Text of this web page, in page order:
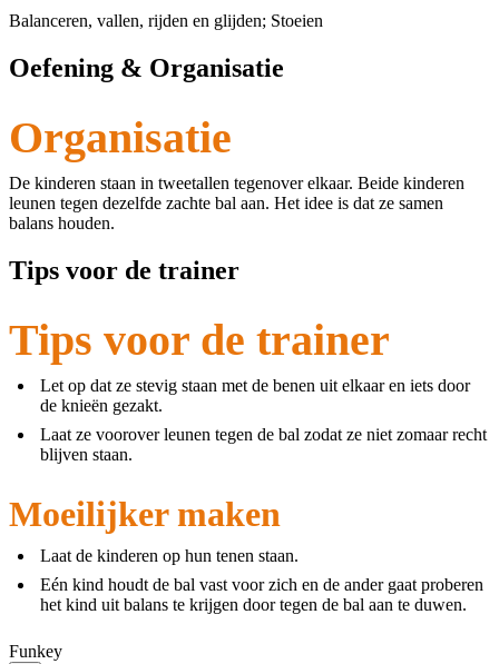
Balanceren, vallen, rijden en glijden; Stoeien
Oefening & Organisatie
Organisatie
De kinderen staan in tweetallen tegenover elkaar. Beide kinderen
leunen tegen dezelfde zachte bal aan. Het idee is dat ze samen
balans houden.
Tips voor de trainer
Tips voor de trainer
Let op dat ze stevig staan met de benen uit elkaar en iets door
de knieën gezakt.
Laat ze voorover leunen tegen de bal zodat ze niet zomaar recht
blijven staan.
Moeilijker maken
Laat de kinderen op hun tenen staan.
Eén kind houdt de bal vast voor zich en de ander gaat proberen
het kind uit balans te krijgen door tegen de bal aan te duwen.
Funkey